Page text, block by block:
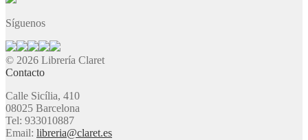
Síguenos
© 2026 Librería Claret
Contacto
Calle Sicília, 410
08025 Barcelona
Tel: 933010887
Email: libreria@claret.es